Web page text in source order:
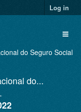
Log in
do...